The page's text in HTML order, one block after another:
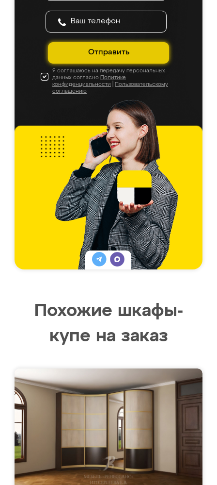
Отправить
Я соглашаюсь на передачу персональных
данных согласно Политике
конфиденциальности
Пользовательскому
соглашению
Похожие шкафы-
купе на заказ